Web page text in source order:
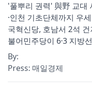
'풀뿌리 권력' 與野 교대
·인천 기초단체까지 우
국혁신당, 호남서 2석
불어민주당이 6·3 지방
By:
Press: 매일경제